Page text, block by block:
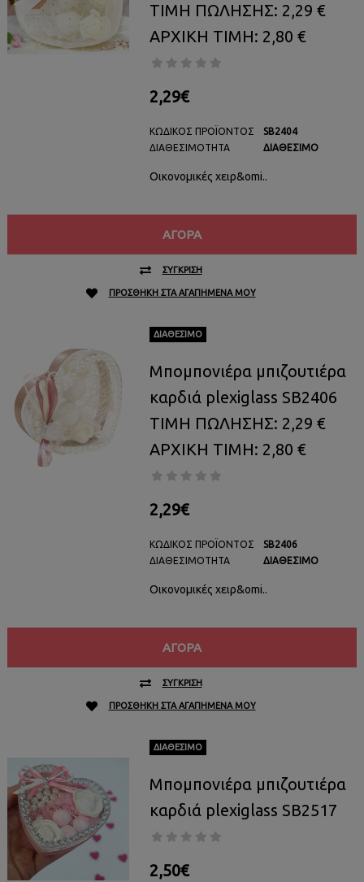
ΤΙΜΗ ΠΩΛΗΣΗΣ: 2,29 €
ΑΡΧΙΚΗ ΤΙΜΗ: 2,80 €
2,29€
ΚΩΔΙΚΌΣ ΠΡΟΪΌΝΤΟΣ
ΔΙΑΘΕΣΙΜΌΤΗΤΑ
SB2404
ΔΙΑΘΈΣΙΜΟ
Οικονομικές χειρ&omi..
ΑΓΟΡΆ
ΣΎΓΚΡΙΣΗ
ΠΡΟΣΘΉΚΗ ΣΤΑ ΑΓΑΠΗΜΈΝΑ ΜΟΥ
ΔΙΑΘΈΣΙΜΟ
Μπομπονιέρα μπιζουτιέρα
καρδιά plexiglass SB2406
ΤΙΜΗ ΠΩΛΗΣΗΣ: 2,29 €
ΑΡΧΙΚΗ ΤΙΜΗ: 2,80 €
2,29€
ΚΩΔΙΚΌΣ ΠΡΟΪΌΝΤΟΣ
ΔΙΑΘΕΣΙΜΌΤΗΤΑ
SB2406
ΔΙΑΘΈΣΙΜΟ
Οικονομικές χειρ&omi..
ΑΓΟΡΆ
ΣΎΓΚΡΙΣΗ
ΠΡΟΣΘΉΚΗ ΣΤΑ ΑΓΑΠΗΜΈΝΑ ΜΟΥ
ΔΙΑΘΈΣΙΜΟ
Μπομπονιέρα μπιζουτιέρα
καρδιά plexiglass SB2517
2,50€